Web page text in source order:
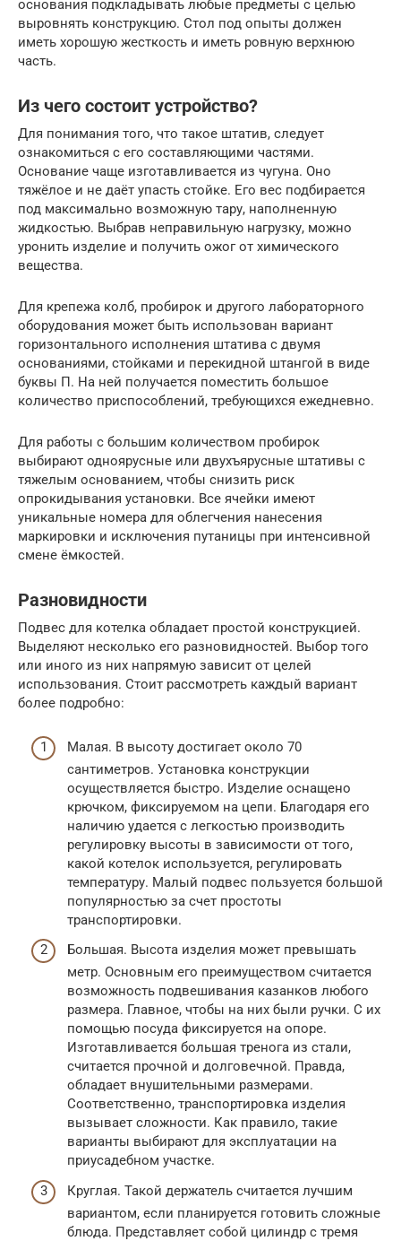
основания подкладывать любые предметы с целью
выровнять конструкцию. Стол под опыты должен
иметь хорошую жесткость и иметь ровную верхнюю
часть.
Из чего состоит устройство?
Для понимания того, что такое штатив, следует
ознакомиться с его составляющими частями.
Основание чаще изготавливается из чугуна. Оно
тяжёлое и не даёт упасть стойке. Его вес подбирается
под максимально возможную тару, наполненную
жидкостью. Выбрав неправильную нагрузку, можно
уронить изделие и получить ожог от химического
вещества.
Для крепежа колб, пробирок и другого лабораторного
оборудования может быть использован вариант
горизонтального исполнения штатива с двумя
основаниями, стойками и перекидной штангой в виде
буквы П. На ней получается поместить большое
количество приспособлений, требующихся ежедневно.
Для работы с большим количеством пробирок
выбирают одноярусные или двухъярусные штативы с
тяжелым основанием, чтобы снизить риск
опрокидывания установки. Все ячейки имеют
уникальные номера для облегчения нанесения
маркировки и исключения путаницы при интенсивной
смене ёмкостей.
Разновидности
Подвес для котелка обладает простой конструкцией.
Выделяют несколько его разновидностей. Выбор того
или иного из них напрямую зависит от целей
использования. Стоит рассмотреть каждый вариант
более подробно:
Малая. В высоту достигает около 70
сантиметров. Установка конструкции
осуществляется быстро. Изделие оснащено
крючком, фиксируемом на цепи. Благодаря его
наличию удается с легкостью производить
регулировку высоты в зависимости от того,
какой котелок используется, регулировать
температуру. Малый подвес пользуется большой
популярностью за счет простоты
транспортировки.
Большая. Высота изделия может превышать
метр. Основным его преимуществом считается
возможность подвешивания казанков любого
размера. Главное, чтобы на них были ручки. С их
помощью посуда фиксируется на опоре.
Изготавливается большая тренога из стали,
считается прочной и долговечной. Правда,
обладает внушительными размерами.
Соответственно, транспортировка изделия
вызывает сложности. Как правило, такие
варианты выбирают для эксплуатации на
приусадебном участке.
Круглая. Такой держатель считается лучшим
вариантом, если планируется готовить сложные
блюда. Представляет собой цилиндр с тремя